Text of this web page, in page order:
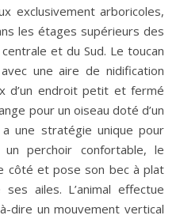
exclusivement arboricoles,
les étages supérieurs des
et du Sud. Le toucan
une aire de nidification
d’un endroit petit et fermé
pour un oiseau doté d’un
une stratégie unique pour
un perchoir confortable, le
côté et pose son bec à plat
ailes. L’animal effectue
dire un mouvement vertical